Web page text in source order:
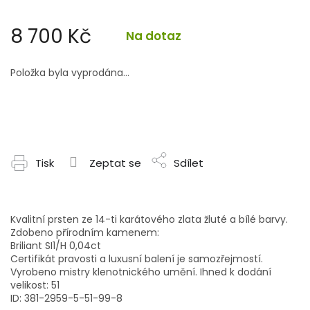
8 700 Kč Na dotaz
cena:
Položka byla vyprodána…
Tisk Zeptat se Sdílet
Kvalitní prsten ze 14-ti karátového zlata žluté a bílé barvy.
Zdobeno přírodním kamenem:
Briliant SI1/H 0,04ct
Certifikát pravosti a luxusní balení je samozřejmostí.
Vyrobeno mistry klenotnického umění. Ihned k dodání
velikost: 51
ID: 381-2959-5-51-99-8